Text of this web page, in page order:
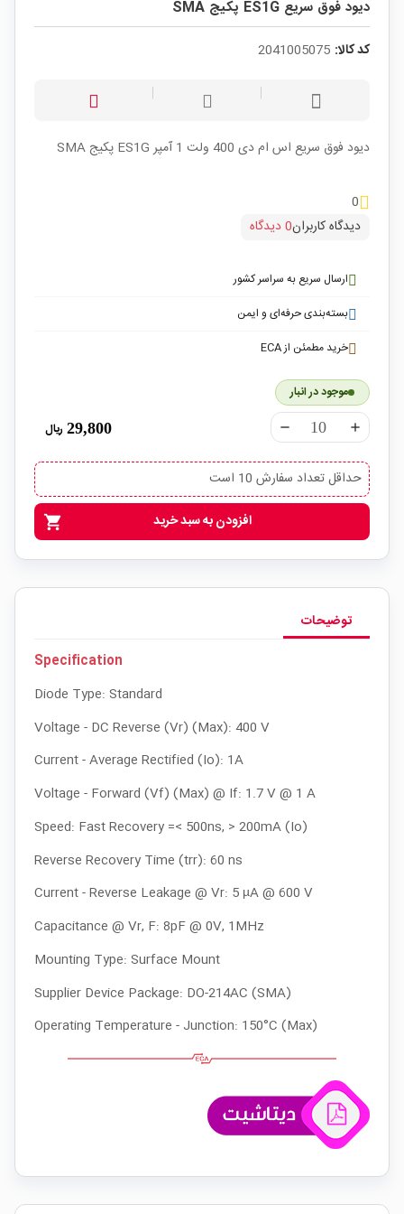
دیود فوق سریع ES1G پکیج SMA
کد کالا: 2041005075
دیود فوق سریع اس ام دی 400 ولت 1 آمپر ES1G پکیج SMA
0
دیدگاه کاربران0 دیدگاه
ارسال سریع به سراسر کشور
بسته‌بندی حرفه‌ای و ایمن
خرید مطمئن از ECA
موجود در انبار
remove add
29,800 ریال
حداقل تعداد سفارش 10 است
shopping_cart افزودن به سبد خرید
توضیحات
Specification
Diode Type: Standard
Voltage - DC Reverse (Vr) (Max): 400 V
Current - Average Rectified (Io): 1A
Voltage - Forward (Vf) (Max) @ If: 1.7 V @ 1 A
Speed: Fast Recovery =< 500ns, > 200mA (Io)
Reverse Recovery Time (trr): 60 ns
Current - Reverse Leakage @ Vr: 5 µA @ 600 V
Capacitance @ Vr, F: 8pF @ 0V, 1MHz
Mounting Type: Surface Mount
Supplier Device Package: DO-214AC (SMA)
Operating Temperature - Junction: 150°C (Max)